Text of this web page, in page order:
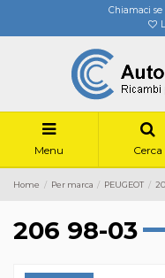
Chiamaci
Menu Cerca
Home Per marca PEUGEOT
206 98-03